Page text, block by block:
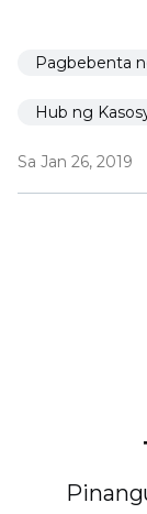
Hub ng
Sa Jan 26, 2019